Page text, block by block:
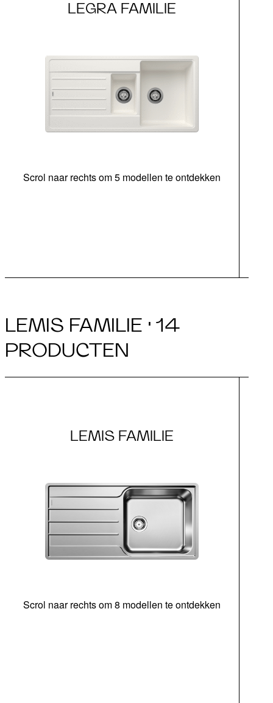
LEGRA FAMILIE
Scrol naar rechts om 5 modellen te ontdekken
LEMIS FAMILIE · 14
PRODUCTEN
LEMIS FAMILIE
Scrol naar rechts om 8 modellen te ontdekken